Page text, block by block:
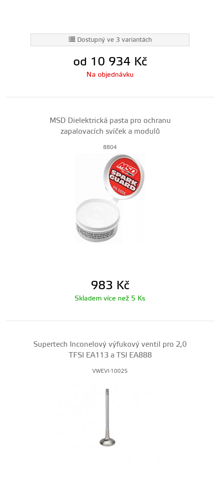
Dostupný ve 3 variantách
od 10 934 Kč
Na objednávku
MSD Dielektrická pasta pro ochranu
zapalovacích svíček a modulů
8804
983 Kč
Skladem více než 5 Ks
Supertech Inconelový výfukový ventil pro 2,0
TFSI EA113 a TSI EA888
VWEVI-1002S